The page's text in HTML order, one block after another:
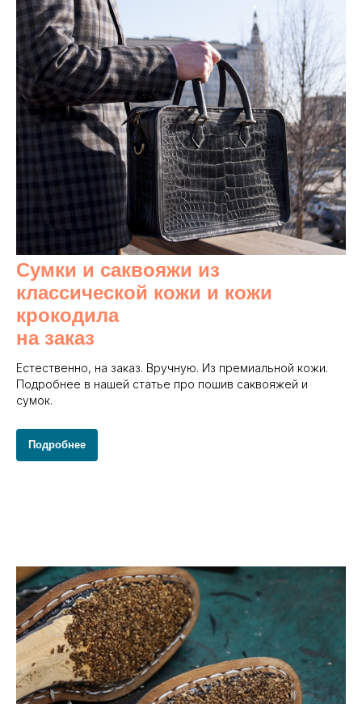
Сумки и саквояжи из
классической кожи и кожи
крокодила
на заказ
Естественно, на заказ. Вручную. Из премиальной кожи.
Подробнее в нашей статье про пошив саквояжей и
сумок.
Подробнее